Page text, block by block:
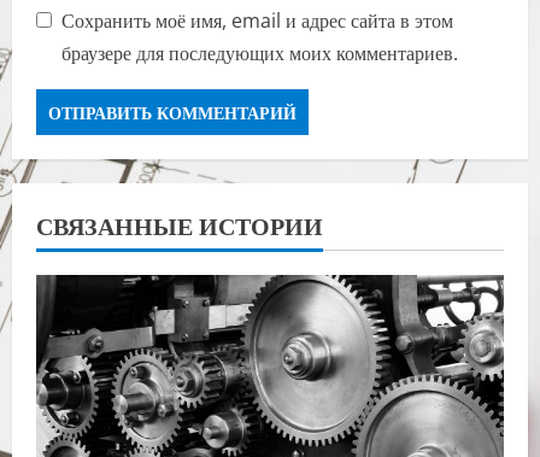
Сохранить моё имя, email и адрес сайта в этом
браузере для последующих моих комментариев.
СВЯЗАННЫЕ ИСТОРИИ